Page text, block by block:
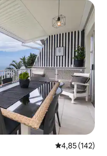
Nilai rata-rata
4,85 (142)